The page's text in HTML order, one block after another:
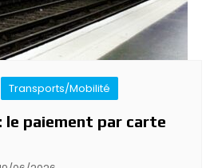
Transports/Mobilité
le paiement par carte